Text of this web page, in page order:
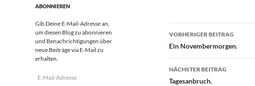
VORHERIGER BEITRAG
Ein Novembermorgen.
NÄCHSTER BEITRAG
Tagesanbruch.
ABONNIEREN
Gib Deine E-Mail-Adresse an,
um diesen Blog zu abonnieren
und Benachrichtigungen über
neue Beiträge via E-Mail zu
erhalten.
E-